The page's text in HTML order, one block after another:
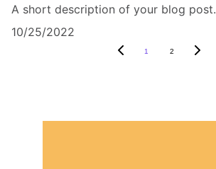
A short description of your blog post.
10/25/2022
1 2